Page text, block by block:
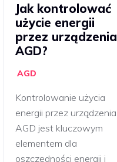
Jak kontrolować
użycie energii
przez urządzenia
AGD?
AGD
Kontrolowanie użycia
energii przez urządzenia
AGD jest kluczowym
elementem dla
oszczędności energii i